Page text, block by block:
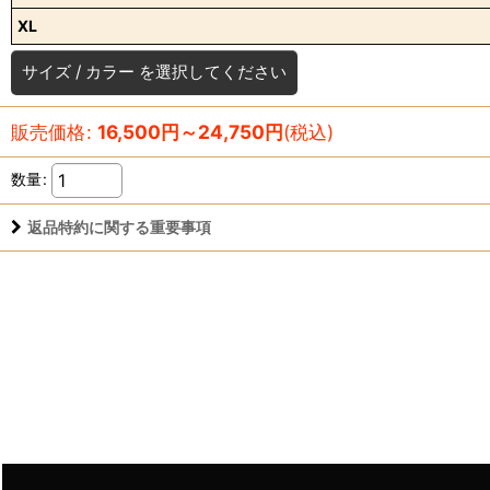
XL
サイズ / カラー を選択してください
販売価格: 16,500円～24,750円(税込)
数量:
返品特約に関する重要事項